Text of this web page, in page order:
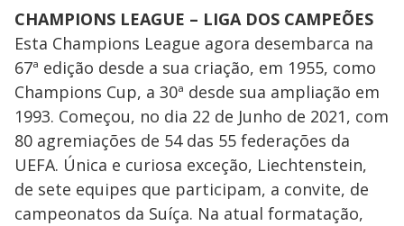
CHAMPIONS LEAGUE – LIGA DOS CAMPEÕES
Esta Champions League agora desembarca na
67ª edição desde a sua criação, em 1955, como
Champions Cup, a 30ª desde sua ampliação em
1993. Começou, no dia 22 de Junho de 2021, com
80 agremiações de 54 das 55 federações da
UEFA. Única e curiosa exceção, Liechtenstein,
de sete equipes que participam, a convite, de
campeonatos da Suíça. Na atual formatação,